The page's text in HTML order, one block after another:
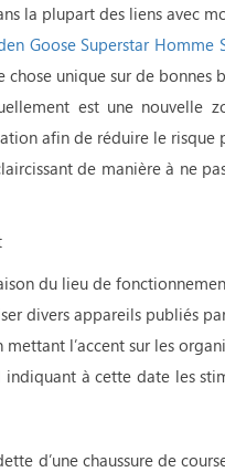
la plupart des liens avec
Goose Superstar Homme
unique sur de bonnes
est une nouvelle
afin de réduire le
de manière à ne
du lieu de
divers appareils publiés
l’accent sur les
à cette date les
d’une chaussure de